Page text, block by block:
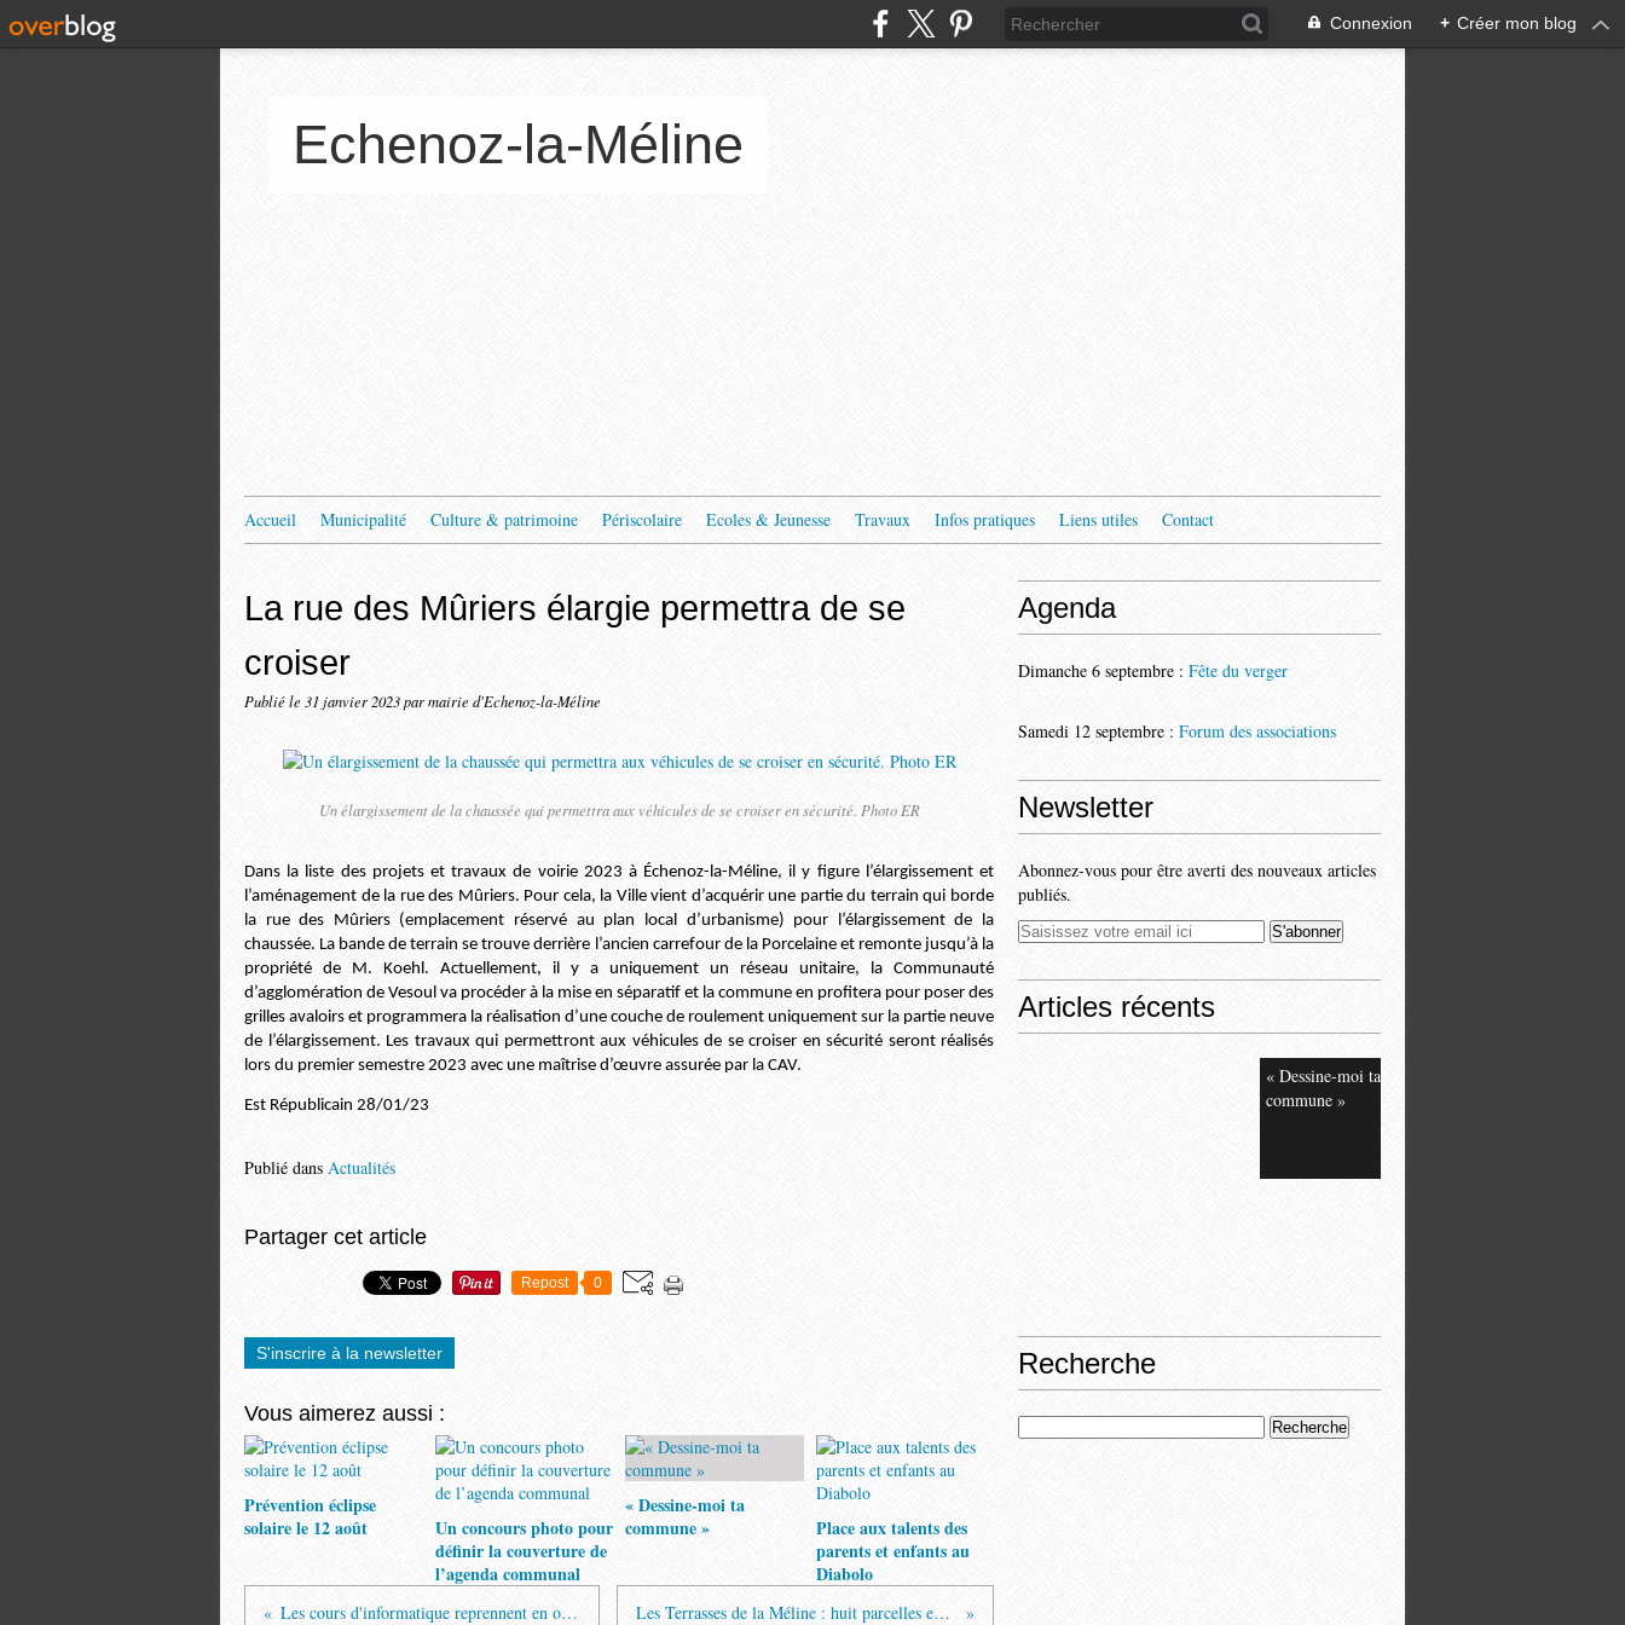
Connexion + Créer mon blog
Echenoz-la-Méline
Accueil Municipalité Culture & patrimoine Périscolaire Ecoles & Jeunesse Travaux Infos pratiques Liens utiles Contact
La rue des Mûriers élargie permettra de se
croiser
Publié le 31 janvier 2023par mairie d'Echenoz-la-Méline
Un élargissement de la chaussée qui permettra aux véhicules de se croiser en sécurité. Photo ER
Dans la liste des projets et travaux de voirie 2023 à Échenoz-la-Méline, il y figure l’élargissement et
l’aménagement de la rue des Mûriers. Pour cela, la Ville vient d’acquérir une partie du terrain qui borde
la rue des Mûriers (emplacement réservé au plan local d’urbanisme) pour l’élargissement de la
chaussée. La bande de terrain se trouve derrière l’ancien carrefour de la Porcelaine et remonte jusqu’à la
propriété de M. Koehl. Actuellement, il y a uniquement un réseau unitaire, la Communauté
d’agglomération de Vesoul va procéder à la mise en séparatif et la commune en profitera pour poser des
grilles avaloirs et programmera la réalisation d’une couche de roulement uniquement sur la partie neuve
de l’élargissement. Les travaux qui permettront aux véhicules de se croiser en sécurité seront réalisés
lors du premier semestre 2023 avec une maîtrise d’œuvre assurée par la CAV.
Est Républicain 28/01/23
Publié dans Actualités
Partager cet article
Repost 0
S'inscrire à la newsletter
Vous aimerez aussi :
Prévention éclipse
solaire le 12 août
Un concours photo pour
définir la couverture de
l’agenda communal
« Dessine-moi ta
commune »
Place aux talents des
parents et enfants au
Diabolo
Les cours d'informatique reprennent en octobre Les Terrasses de la Méline : huit parcelles en vente
Agenda
Dimanche 6 septembre : Fête du verger
Samedi 12 septembre : Forum des associations
Newsletter
Abonnez-vous pour être averti des nouveaux articles
publiés.
Articles récents
« Dessine-moi ta
commune »
Recherche